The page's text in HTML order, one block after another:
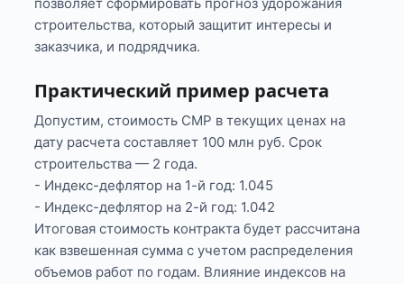
строительства, который защитит интересы и
заказчика, и подрядчика.
Практический пример расчета
Допустим, стоимость СМР в текущих ценах на
дату расчета составляет 100 млн руб. Срок
строительства — 2 года.
- Индекс-дефлятор на 1-й год: 1.045
- Индекс-дефлятор на 2-й год: 1.042
Итоговая стоимость контракта будет рассчитана
как взвешенная сумма с учетом распределения
объемов работ по годам. Влияние индексов на